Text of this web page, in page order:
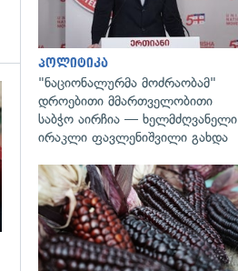
პოლიტიკა
"ნაციონალურმა მოძრაობამ"
დროებითი მმართველობითი
საბჭო აირჩია — ხელმძღვანელი
ირაკლი ფავლენიშვილი გახდა